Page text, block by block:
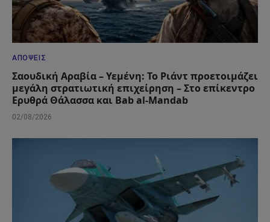
ΑΠΌΨΕΙΣ
Σαουδική Αραβία – Υεμένη: Το Ριάντ προετοιμάζει
μεγάλη στρατιωτική επιχείρηση – Στο επίκεντρο
Ερυθρά Θάλασσα και Bab al-Mandab
02/08/2026